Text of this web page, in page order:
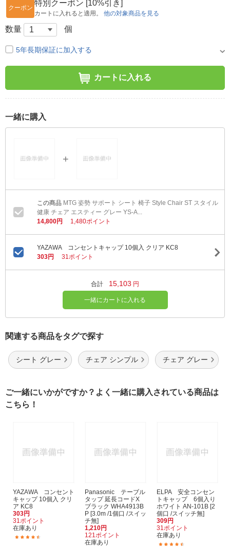
クーポン
特別クーポン [10%引き]
カートに入れると適用。 他の対象商品を見る
数量 個
5年長期保証に加入する
カートに入れる
一緒に購入
MTG 姿勢 サポート シート 椅子 Style Chair ST スタイル
健康 チェア エスティー グレー YS-A...
14,800円
1,480ポイント
YAZAWA コンセントキャップ 10個入 クリア KC8
303円
31ポイント
合計 15,103 円
一緒にカートに入れる
関連する商品をタグで探す
シート グレー チェア シンプル チェア グレー
ご一緒にいかがですか？よく一緒に購入されている商品は
こちら！
YAZAWA コンセント
キャップ 10個入 クリ
ア KC8
303円
31ポイント
在庫あり
Panasonic テーブル
タップ 延長コードX
ブラック WHA4913B
P [3.0m /1個口 /スイッ
チ無]
1,210円
121ポイント
在庫あり
ELPA 安全コンセン
トキャップ 6個入り
ホワイト AN-101B [2
個口 /スイッチ無]
309円
31ポイント
在庫あり